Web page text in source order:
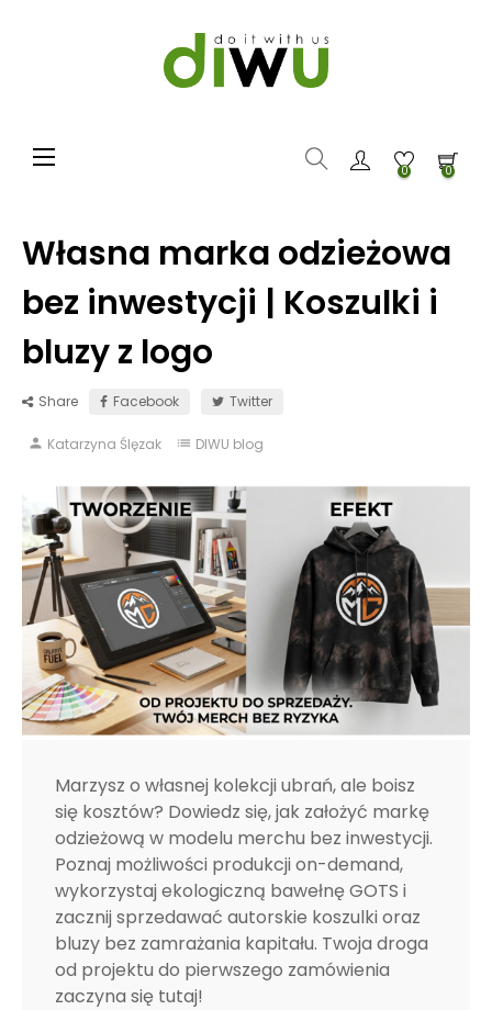
Toggle navigation
☰ 0 0
Własna marka odzieżowa
bez inwestycji | Koszulki i
bluzy z logo
Share Facebook Twitter
person Katarzyna Ślęzak list DIWU blog
Marzysz o własnej kolekcji ubrań, ale boisz
się kosztów? Dowiedz się, jak założyć markę
odzieżową w modelu merchu bez inwestycji.
Poznaj możliwości produkcji on-demand,
wykorzystaj ekologiczną bawełnę GOTS i
zacznij sprzedawać autorskie koszulki oraz
bluzy bez zamrażania kapitału. Twoja droga
od projektu do pierwszego zamówienia
zaczyna się tutaj!